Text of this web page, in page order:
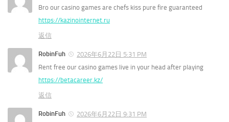
Bro our casino games are chefs kiss pure fire guaranteed
https://kazinointernet.ru
返信
RobinFuh
2026年6月22日 5:31 PM
Rent free our casino games live in your head after playing
https://betacareer.kz/
返信
RobinFuh
2026年6月22日 9:31 PM